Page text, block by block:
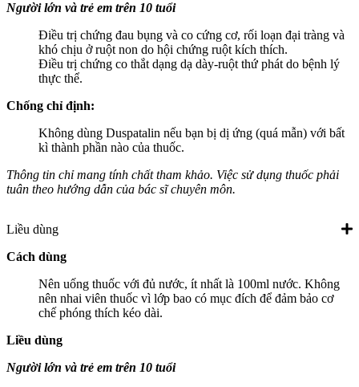
Người lớn và trẻ em trên 10 tuổi
Điều trị chứng đau bụng và co cứng cơ, rối loạn đại tràng và
khó chịu ở ruột non do hội chứng ruột kích thích.
Điều trị chứng co thắt dạng dạ dày-ruột thứ phát do bệnh lý
thực thể.
Chống chỉ định:
Không dùng Duspatalin nếu bạn bị dị ứng (quá mẫn) với bất
kì thành phần nào của thuốc.
Thông tin chỉ mang tính chất tham khảo. Việc sử dụng thuốc phải
tuân theo hướng dẫn của bác sĩ chuyên môn.
Liều dùng
Cách dùng
Nên uống thuốc với đủ nước, ít nhất là 100ml nước. Không
nên nhai viên thuốc vì lớp bao có mục đích để đảm bảo cơ
chế phóng thích kéo dài.
Liều dùng
Người lớn và trẻ em trên 10 tuổi